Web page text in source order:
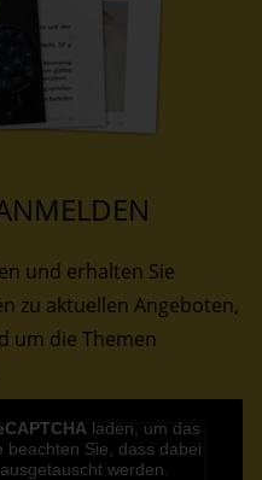
und erhalten Sie
zu aktuellen Angeboten,
um die Themen
laden, um das
beachten Sie, dass dabei
werden.